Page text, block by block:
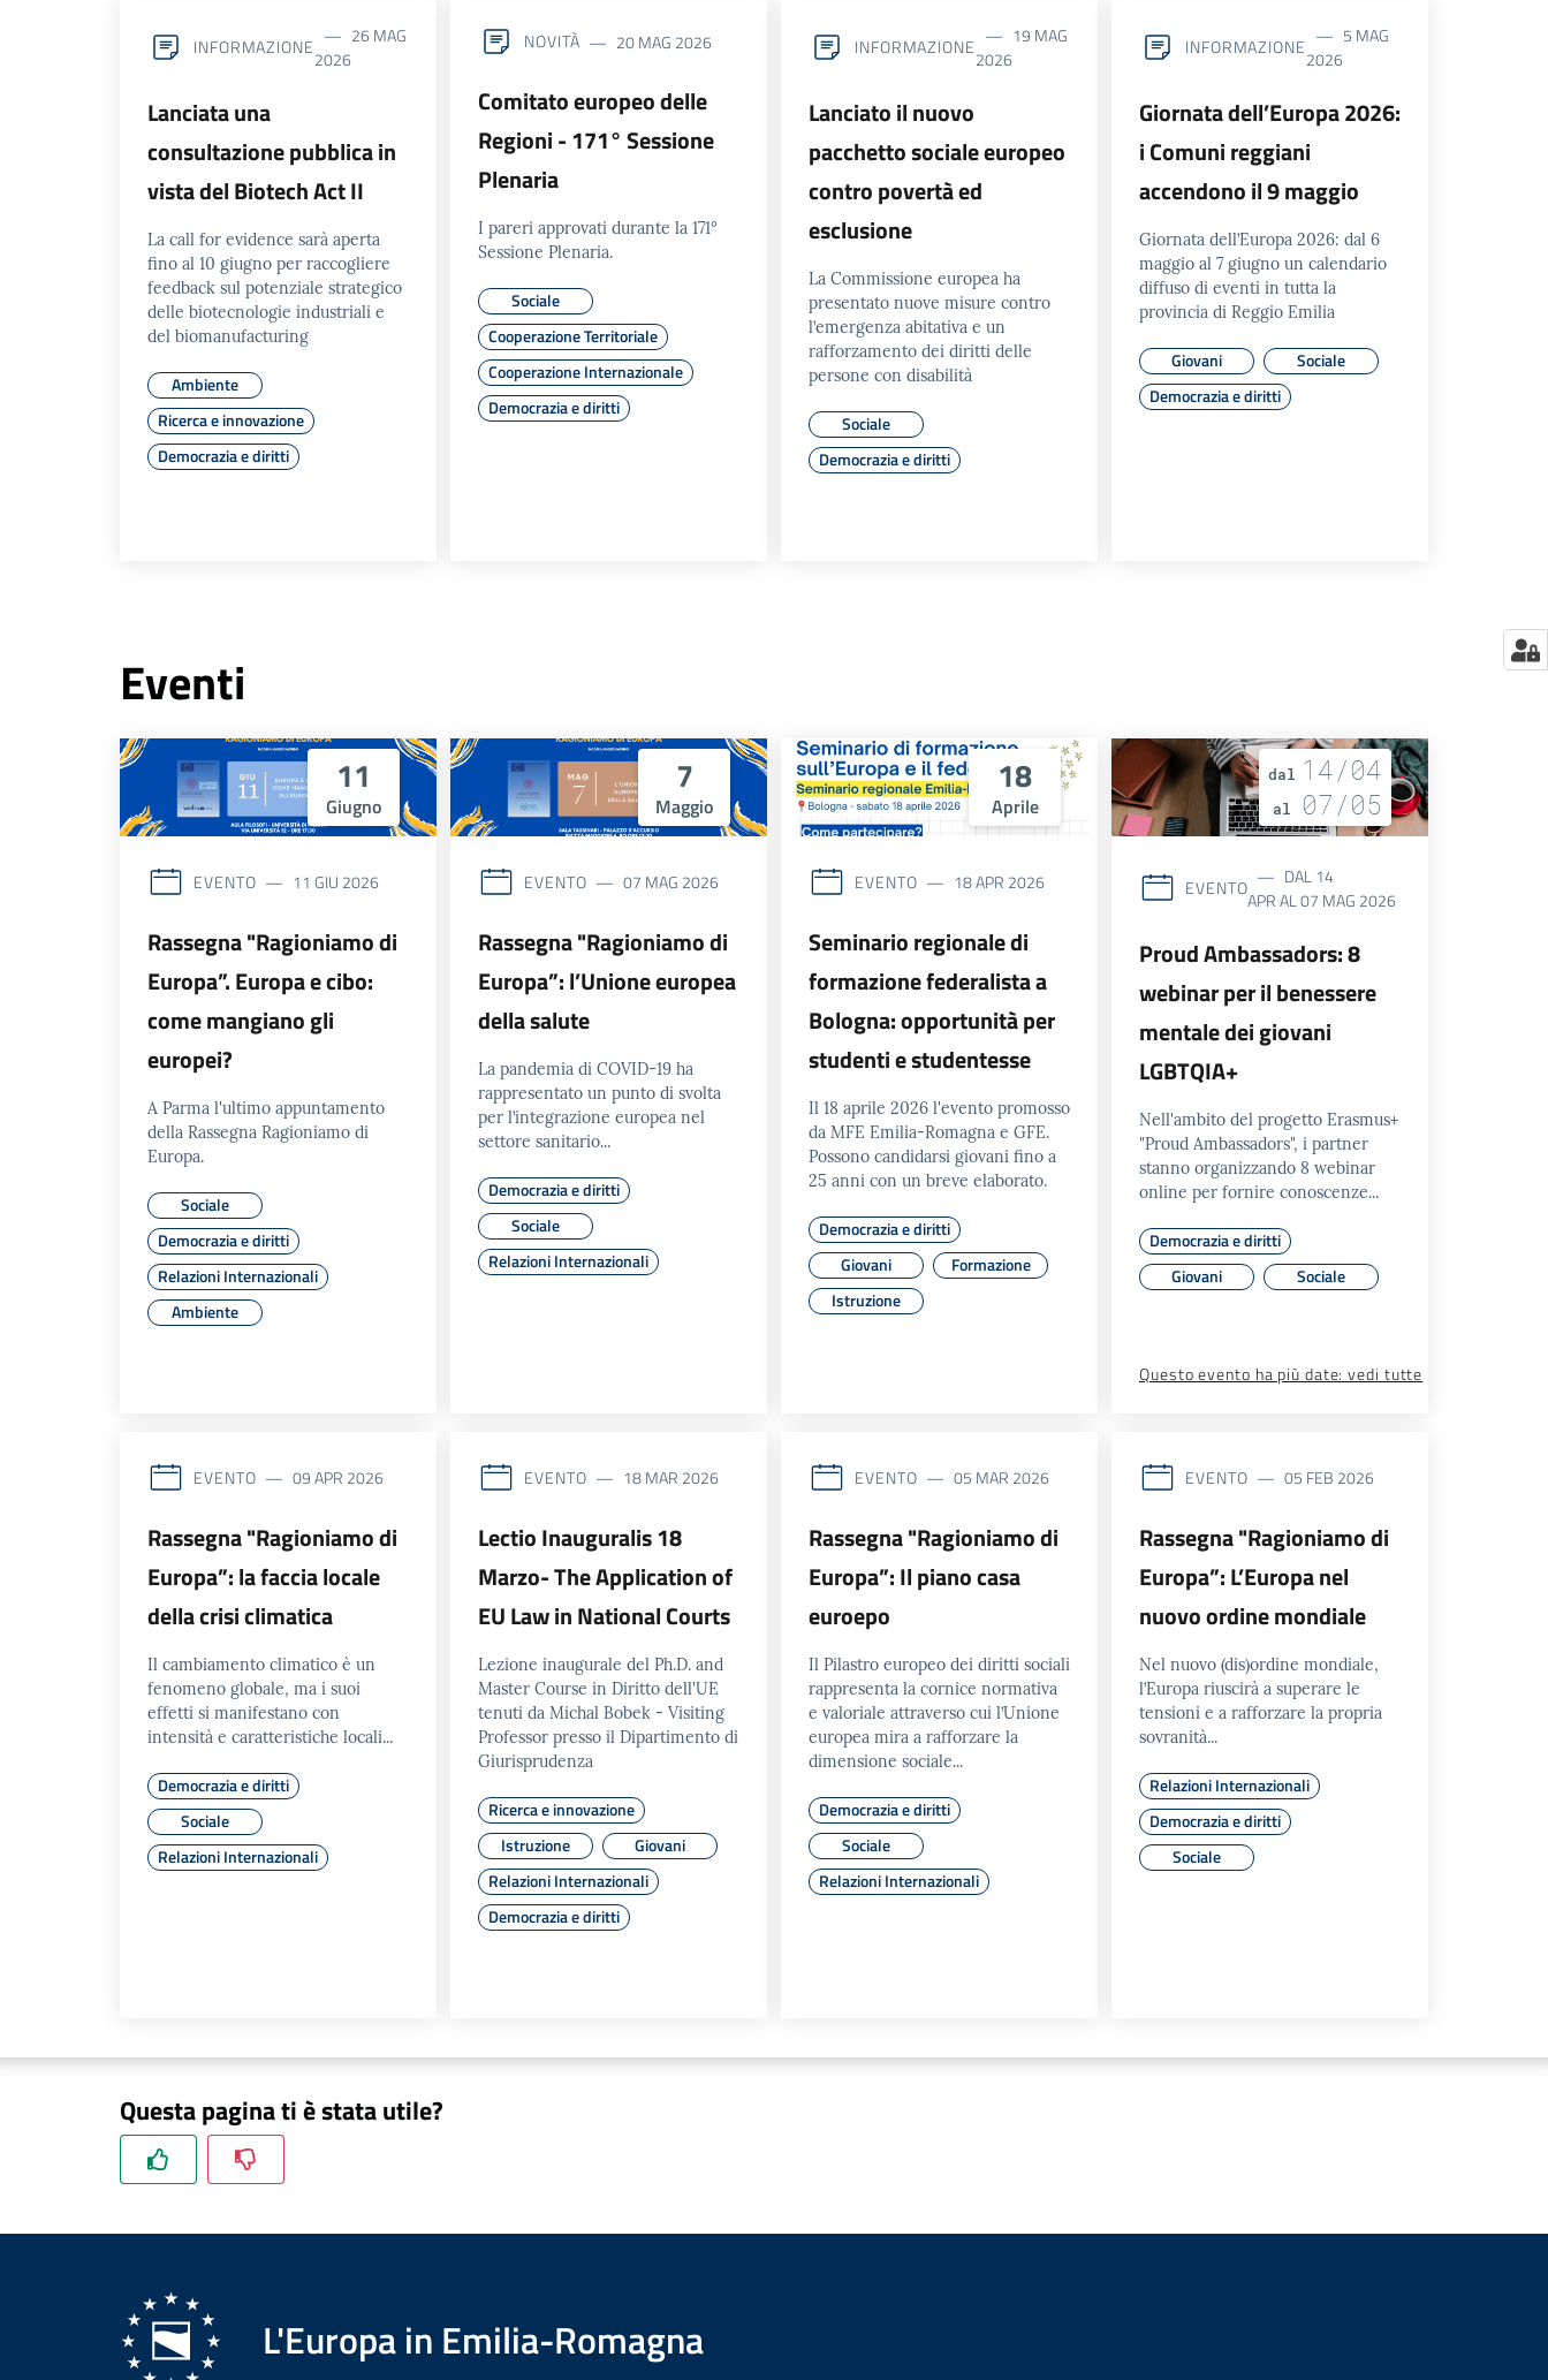
INFORMAZIONE
26 MAG
2026
Lanciata una
consultazione pubblica in
vista del Biotech Act II
La call for evidence sarà aperta
fino al 10 giugno per raccogliere
feedback sul potenziale strategico
delle biotecnologie industriali e
del biomanufacturing
Ambiente
Ricerca e innovazione
Democrazia e diritti
NOVITÀ 20 MAG 2026
Comitato europeo delle
Regioni - 171° Sessione
Plenaria
I pareri approvati durante la 171°
Sessione Plenaria.
Sociale
Cooperazione Territoriale
Cooperazione Internazionale
Democrazia e diritti
INFORMAZIONE
19 MAG
2026
Lanciato il nuovo
pacchetto sociale europeo
contro povertà ed
esclusione
La Commissione europea ha
presentato nuove misure contro
l’emergenza abitativa e un
rafforzamento dei diritti delle
persone con disabilità
Sociale
Democrazia e diritti
INFORMAZIONE
5 MAG
2026
Giornata dell’Europa 2026:
i Comuni reggiani
accendono il 9 maggio
Giornata dell’Europa 2026: dal 6
maggio al 7 giugno un calendario
diffuso di eventi in tutta la
provincia di Reggio Emilia
Giovani
Sociale
Democrazia e diritti
Eventi
11
Giugno
EVENTO 11 GIU 2026
Rassegna "Ragioniamo di
Europa”. Europa e cibo:
come mangiano gli
europei?
A Parma l'ultimo appuntamento
della Rassegna Ragioniamo di
Europa.
Sociale
Democrazia e diritti
Relazioni Internazionali
Ambiente
7
Maggio
EVENTO 07 MAG 2026
Rassegna "Ragioniamo di
Europa”: l’Unione europea
della salute
La pandemia di COVID-19 ha
rappresentato un punto di svolta
per l’integrazione europea nel
settore sanitario...
Democrazia e diritti
Sociale
Relazioni Internazionali
18
Aprile
EVENTO 18 APR 2026
Seminario regionale di
formazione federalista a
Bologna: opportunità per
studenti e studentesse
Il 18 aprile 2026 l'evento promosso
da MFE Emilia-Romagna e GFE.
Possono candidarsi giovani fino a
25 anni con un breve elaborato.
Democrazia e diritti
Giovani
Formazione
Istruzione
dal 14/04
al 07/05
EVENTO DAL14
APR AL07 MAG 2026
Proud Ambassadors: 8
webinar per il benessere
mentale dei giovani
LGBTQIA+
Nell'ambito del progetto Erasmus+
"Proud Ambassadors", i partner
stanno organizzando 8 webinar
online per fornire conoscenze...
Democrazia e diritti
Giovani
Sociale
Questo evento ha più date: vedi tutte
EVENTO 09 APR 2026
Rassegna "Ragioniamo di
Europa”: la faccia locale
della crisi climatica
Il cambiamento climatico è un
fenomeno globale, ma i suoi
effetti si manifestano con
intensità e caratteristiche locali...
Democrazia e diritti
Sociale
Relazioni Internazionali
EVENTO 18 MAR 2026
Lectio Inauguralis 18
Marzo- The Application of
EU Law in National Courts
Lezione inaugurale del Ph.D. and
Master Course in Diritto dell'UE
tenuti da Michal Bobek - Visiting
Professor presso il Dipartimento di
Giurisprudenza
Ricerca e innovazione
Istruzione
Giovani
Relazioni Internazionali
Democrazia e diritti
EVENTO 05 MAR 2026
Rassegna "Ragioniamo di
Europa”: Il piano casa
euroepo
Il Pilastro europeo dei diritti sociali
rappresenta la cornice normativa
e valoriale attraverso cui l’Unione
europea mira a rafforzare la
dimensione sociale...
Democrazia e diritti
Sociale
Relazioni Internazionali
EVENTO 05 FEB 2026
Rassegna "Ragioniamo di
Europa”: L’Europa nel
nuovo ordine mondiale
Nel nuovo (dis)ordine mondiale,
l’Europa riuscirà a superare le
tensioni e a rafforzare la propria
sovranità...
Relazioni Internazionali
Democrazia e diritti
Sociale
Questa pagina ti è stata utile?
L'Europa in Emilia-Romagna